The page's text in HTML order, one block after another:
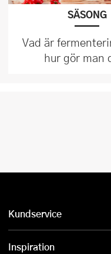
SÄSONG
Vad är
hur gör man
Kundservice
Inspiration